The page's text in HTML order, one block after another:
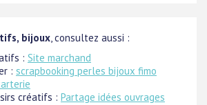
bijoux, consultez aussi :
: Site marchand
: scrapbooking perles bijoux fimo
créatifs : Partage idées ouvrages